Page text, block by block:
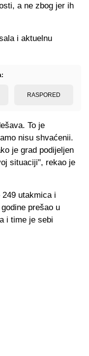
a ne zbog jer ih
i aktuelnu
RASPORED
To je
nisu shvaćenii.
je grad podijeljen
situaciji", rekao je
utakmica i
prešao u
i time je sebi